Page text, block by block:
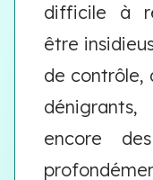
difficile à
être
de contrôle,
encore